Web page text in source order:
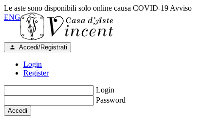
Le aste sono disponibili solo online causa COVID-19 Avviso
ENG
Accedi/Registrati
Login
Register
Login
Password
Accedi